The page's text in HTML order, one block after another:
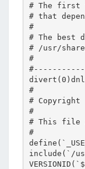
# The first
# that
#
# The best
# /usr/share/
#
divert(0)dnl
#
# Copyright
#
# This file
#
include(`/